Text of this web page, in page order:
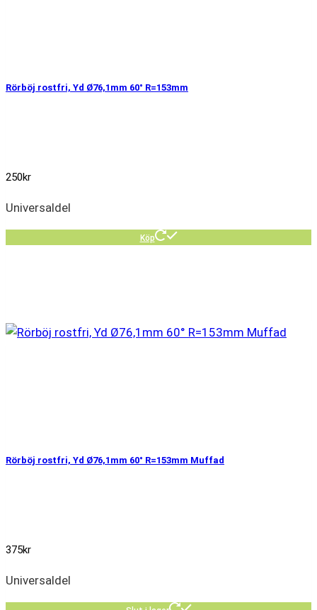
Rörböj rostfri, Yd Ø76,1mm 60° R=153mm
250kr
Universaldel
Köp
Rörböj rostfri, Yd Ø76,1mm 60° R=153mm Muffad
375kr
Universaldel